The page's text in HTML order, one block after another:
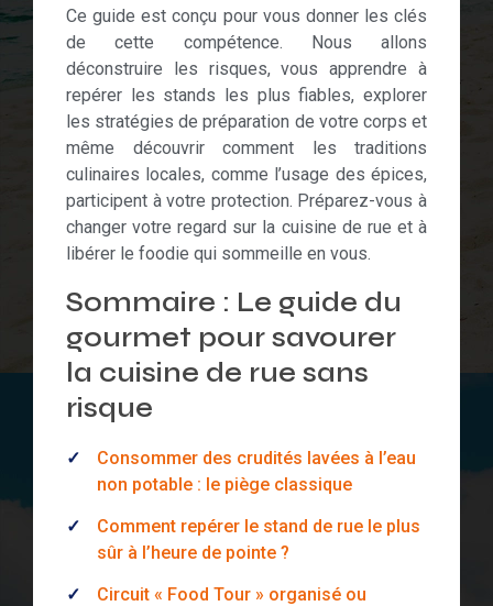
Ce guide est conçu pour vous donner les clés
de cette compétence. Nous allons
déconstruire les risques, vous apprendre à
repérer les stands les plus fiables, explorer
les stratégies de préparation de votre corps et
même découvrir comment les traditions
culinaires locales, comme l’usage des épices,
participent à votre protection. Préparez-vous à
changer votre regard sur la cuisine de rue et à
libérer le foodie qui sommeille en vous.
Sommaire : Le guide du
gourmet pour savourer
la cuisine de rue sans
risque
Consommer des crudités lavées à l’eau
non potable : le piège classique
Comment repérer le stand de rue le plus
sûr à l’heure de pointe ?
Circuit « Food Tour » organisé ou